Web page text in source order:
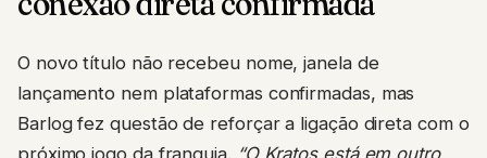
O novo título não recebeu nome, janela de
lançamento nem plataformas confirmadas, mas
Barlog fez questão de reforçar a ligação direta com o